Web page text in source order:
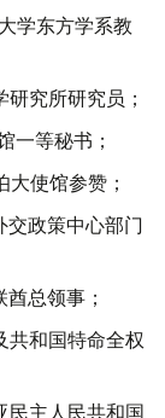
学东方学系教
究所研究员；
等秘书；
使馆参赞；
政策中心部门
总领事；
和国特命全权
主人民共和国